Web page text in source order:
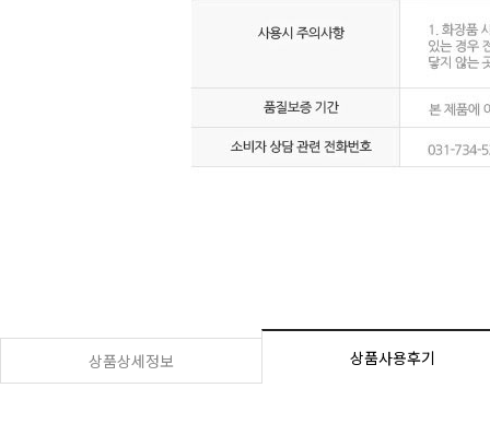
상품상세정보 상품사용후기